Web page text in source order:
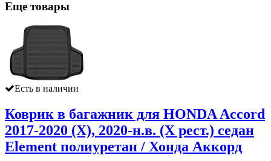
Еще товары
Есть в наличии
Коврик в багажник для HONDA Accord
2017-2020 (X), 2020-н.в. (X рест.) седан
Element полиуретан / Хонда Аккорд